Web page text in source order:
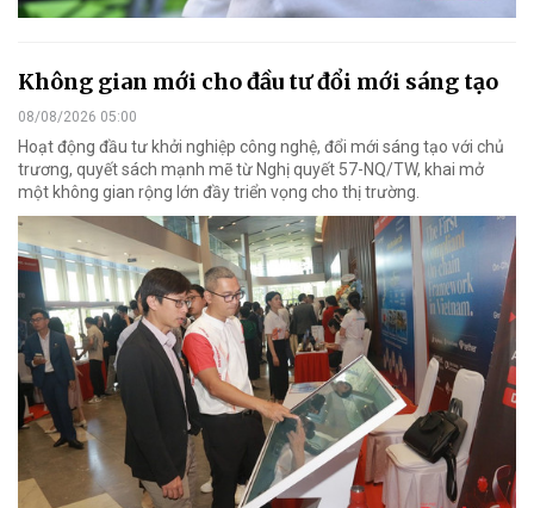
Không gian mới cho đầu tư đổi mới sáng tạo
08/08/2026 05:00
Hoạt động đầu tư khởi nghiệp công nghệ, đổi mới sáng tạo với chủ
trương, quyết sách mạnh mẽ từ Nghị quyết 57-NQ/TW, khai mở
một không gian rộng lớn đầy triển vọng cho thị trường.